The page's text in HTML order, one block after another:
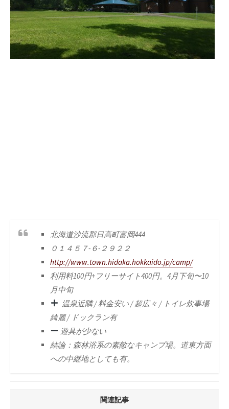
北海道沙流郡日高町富岡444
０１４５７-６-２９２２
http://www.town.hidaka.hokkaido.jp/camp/
利用料100円+フリーサイト400円。4月下旬〜10
月中旬
温泉近隣 / 料金安い / 超広々 / トイレ炊事場
綺麗 / ドックラン有
遊具が少ない
結論：森林浴系の素敵なキャンプ場。道東方面
への中継地としても有。
関連記事